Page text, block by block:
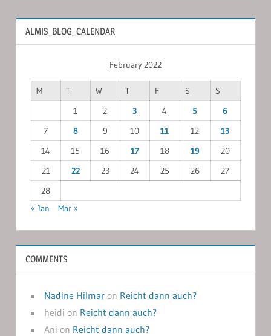
ALMIS_BLOG_CALENDAR
February 2022
M T W T F S
S
1
2 3 4 5
6
7
8 9 10 11 12
13
14
15 16 17 18 19
20
21
22 23 24 25 26
27
28
« Jan
Mar »
COMMENTS
Nadine Hilmaron Reicht dann auch?
heidi on Reicht dann auch?
Ani on Reicht dann auch?